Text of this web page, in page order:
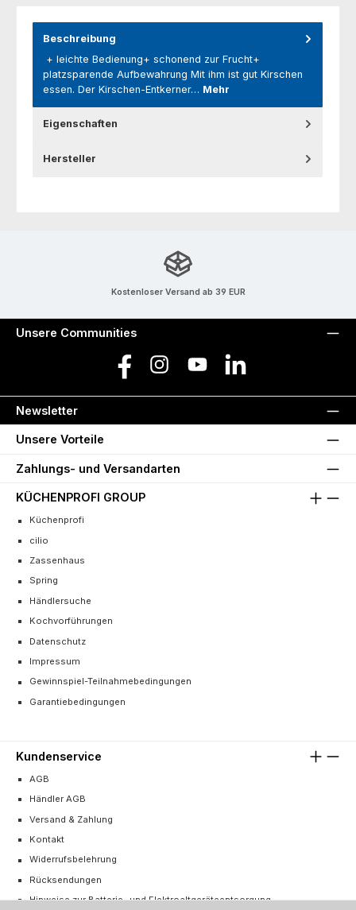
Beschreibung
+ leichte Bedienung+ schonend zur Frucht+
platzsparende Aufbewahrung Mit ihm ist gut Kirschen
essen. Der Kirschen-Entkerner… Mehr
Eigenschaften
Hersteller
Kostenloser Versand ab 39 EUR
Unsere Communities
Facebook Instagram YouTube LinkedIn
Newsletter
Unsere Vorteile
Zahlungs- und Versandarten
KÜCHENPROFI GROUP
Küchenprofi
cilio
Zassenhaus
Spring
Händlersuche
Kochvorführungen
Datenschutz
Impressum
Gewinnspiel-Teilnahmebedingungen
Garantiebedingungen
Kundenservice
AGB
Händler AGB
Versand & Zahlung
Kontakt
Widerrufsbelehrung
Rücksendungen
Hinweise zur Batterie- und Elektroaltgeräteentsorgung